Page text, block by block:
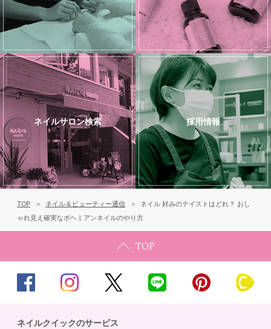
ネイルサロン検索 採用情報
TOP ネイル＆ビューティー通信
ネイル 好みのテイストはどれ？ おし
ゃれ見え確実なボヘミアンネイルのやり方
ネイルクイックのサービス